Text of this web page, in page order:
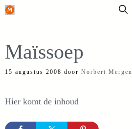
Ga
inhoud
Maïssoep
15 augustus 2008 door Norbert Mergen
Hier komt de inhoud